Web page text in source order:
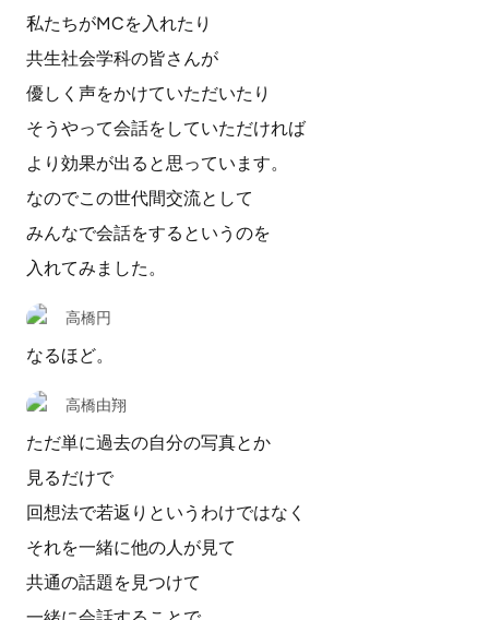
私たちがMCを入れたり
共生社会学科の皆さんが
優しく声をかけていただいたり
そうやって会話をしていただければ
より効果が出ると思っています。
なのでこの世代間交流として
みんなで会話をするというのを
入れてみました。
高橋円
なるほど。
高橋由翔
ただ単に過去の自分の写真とか
見るだけで
回想法で若返りというわけではなく
それを一緒に他の人が見て
共通の話題を見つけて